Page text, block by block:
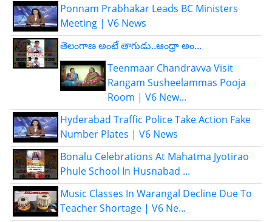
Ponnam Prabhakar Leads BC Ministers
Meeting | V6 News
తెలంగాణ అంటే తాగుడు..ఆంధ్రా అం...
Teenmaar Chandravva Visit
Rangam Susheelammas Pooja
Room | V6 New...
Hyderabad Traffic Police Take Action Fake
Number Plates | V6 News
Bonalu Celebrations At Mahatma Jyotirao
Phule School In Husnabad ...
Music Classes In Warangal Decline Due To
Teacher Shortage | V6 Ne...